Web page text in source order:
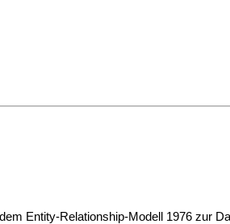
Entity-Relationship-Modell 1976 zur